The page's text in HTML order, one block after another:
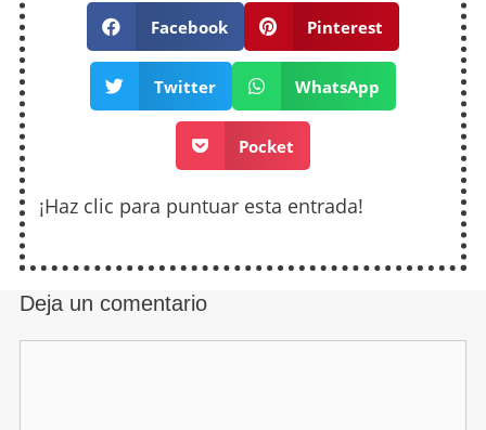
Facebook Pinterest
Twitter WhatsApp
Pocket
¡Haz clic para puntuar esta entrada!
Deja un comentario